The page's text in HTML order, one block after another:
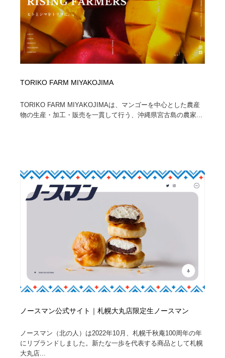
TORIKO FARM MIYAKOJIMA
TORIKO FARM MIYAKOJIMAは、マンゴーを中心とした農産
物の生産・加工・販売を一貫して行う、沖縄県宮古島の農家...
ノースマン公式サイト｜札幌大丸店限定生ノースマン
ノースマン（北の人）は2022年10月、札幌千秋庵100周年の年
にリブランドしました。新たな一歩を代表する商品として札幌
大丸店...